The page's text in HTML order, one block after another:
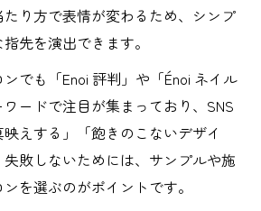
り方で表情が変わるため、シンプ
先を演出できます。
でも「Enoi 評判」や「Énoi ネイル
ードで注目が集まっており、SNS
えする」「飽きのこないデザイ
敗しないためには、サンプルや施
を選ぶのがポイントです。